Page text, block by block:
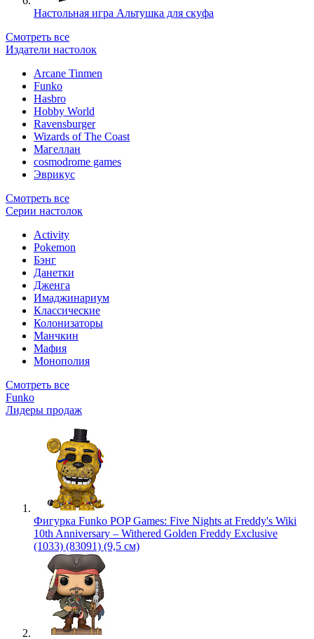
Настольная игра Альтушка для скуфа
Смотреть все
Издатели настолок
Arcane Tinmen
Funko
Hasbro
Hobby World
Ravensburger
Wizards of The Coast
Магеллан
сosmodrome games
Эврикус
Смотреть все
Серии настолок
Activity
Pokemon
Бэнг
Данетки
Дженга
Имаджинариум
Классические
Колонизаторы
Манчкин
Мафия
Монополия
Смотреть все
Funko
Лидеры продаж
Фигурка Funko POP Games: Five Nights at Freddy's Wiki
10th Anniversary – Withered Golden Freddy Exclusive
(1033) (83091) (9,5 см)